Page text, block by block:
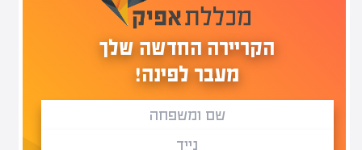
הקריירה החדשה שלך
מעבר לפינה!